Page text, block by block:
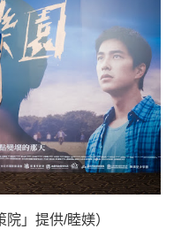
」提供/睦媄）